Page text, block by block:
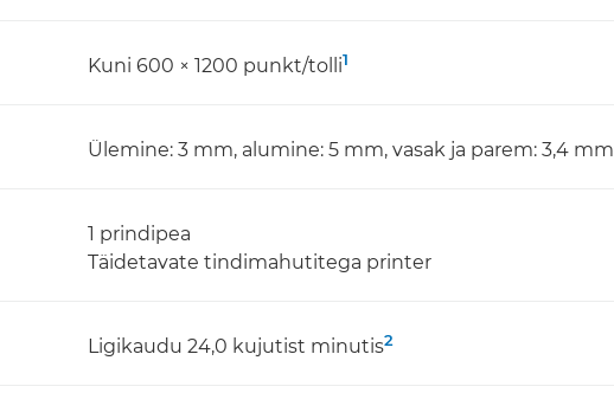
Kuni 600 × 1200 punkt/tolli1
Ülemine: 3 mm, alumine: 5 mm, vasak ja parem: 3,4 mm
1 prindipea
Täidetavate tindimahutitega printer
Ligikaudu 24,0 kujutist minutis2